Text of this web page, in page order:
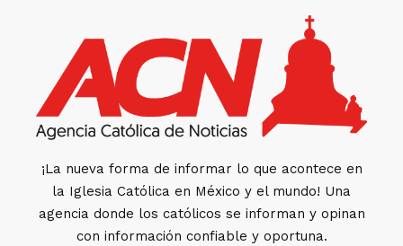
¡La nueva forma de informar lo que acontece en
la Iglesia Católica en México y el mundo! Una
agencia donde los católicos se informan y opinan
con información confiable y oportuna.